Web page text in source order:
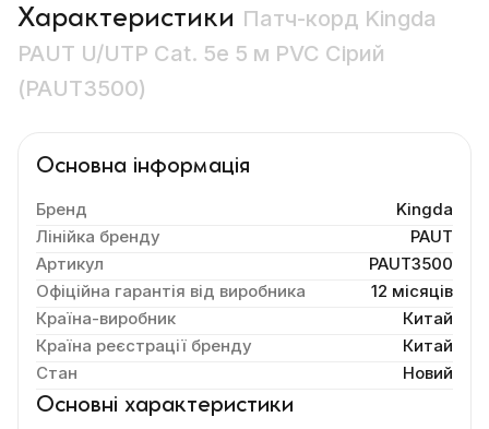
Характеристики Патч-корд Kingda
PAUT U/UTP Cat. 5e 5 м PVC Сірий
(PAUT3500)
Основна інформація
Бренд
Kingda
Лінійка бренду
PAUT
Артикул
PAUT3500
Офіційна гарантія від виробника
12 місяців
Країна-виробник
Китай
Країна реєстрації бренду
Китай
Стан
Новий
Основні характеристики